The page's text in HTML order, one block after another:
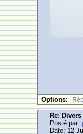
Options:
Re:
Posté par:
Date: 12